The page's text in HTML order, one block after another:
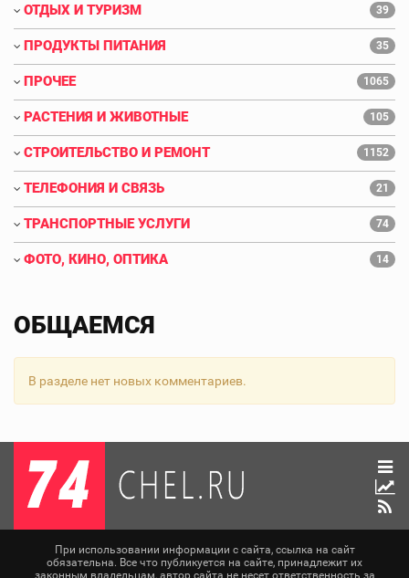
ОТДЫХ И ТУРИЗМ 39
ПРОДУКТЫ ПИТАНИЯ 35
ПРОЧЕЕ 1065
РАСТЕНИЯ И ЖИВОТНЫЕ 105
СТРОИТЕЛЬСТВО И РЕМОНТ 1152
ТЕЛЕФОНИЯ И СВЯЗЬ 21
ТРАНСПОРТНЫЕ УСЛУГИ 74
ФОТО, КИНО, ОПТИКА 14
ОБЩАЕМСЯ
В разделе нет новых комментариев.
При использовании информации с сайта, ссылка на сайт
обязательна. Все что публикуется на сайте, принадлежит их